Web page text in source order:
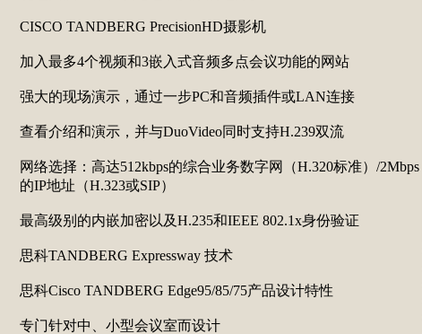
CISCO TANDBERG PrecisionHD摄影机
加入最多4个视频和3嵌入式音频多点会议功能的网站
强大的现场演示，通过一步PC和音频插件或LAN连接
查看介绍和演示，并与DuoVideo同时支持H.239双流
网络选择：高达512kbps的综合业务数字网（H.320标准）/2Mbps
的IP地址（H.323或SIP）
最高级别的内嵌加密以及H.235和IEEE 802.1x身份验证
思科TANDBERG Expressway 技术
思科Cisco TANDBERG Edge95/85/75产品设计特性
专门针对中、小型会议室而设计